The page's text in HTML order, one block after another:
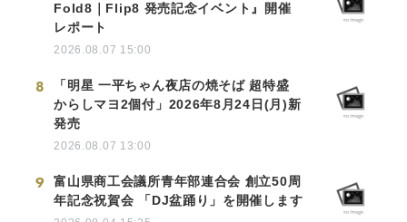
Fold8｜Flip8 発売記念イベント』開催
レポート
2026.08.07 15:00
8
「明星 一平ちゃん夜店の焼そば 超特盛
からしマヨ2個付」2026年8月24日(月)新
発売
2026.08.07 13:00
9
富山県商工会議所青年部連合会 創立50周
年記念祝賀会 「DJ盆踊り」を開催します